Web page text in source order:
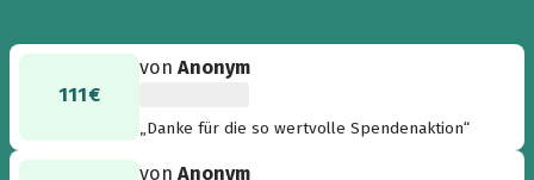
111 €
vonAnonym
„Danke für die so wertvolle Spendenaktion“
vonAnonym